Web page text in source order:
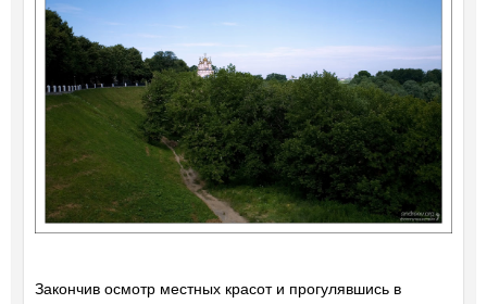
Закончив осмотр местных красот и прогулявшись в